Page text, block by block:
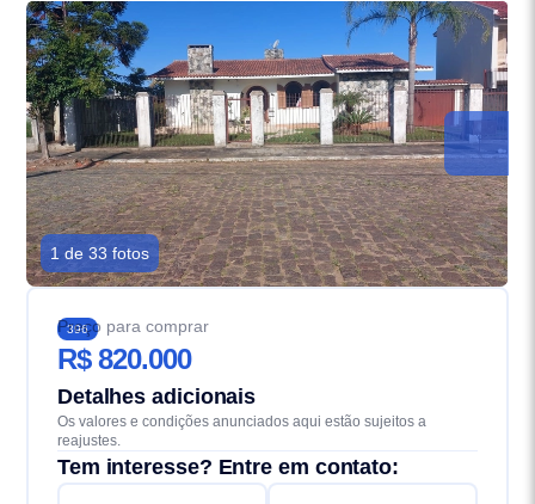
1 de 33 fotos
396
Preço para comprar
R$ 820.000
Detalhes adicionais
Os valores e condições anunciados aqui estão sujeitos a
reajustes.
Tem interesse? Entre em contato: